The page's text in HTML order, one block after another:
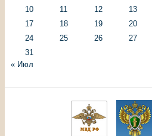
10
11 12 13
17
18 19 20
24
25 26 27
31
« Июл